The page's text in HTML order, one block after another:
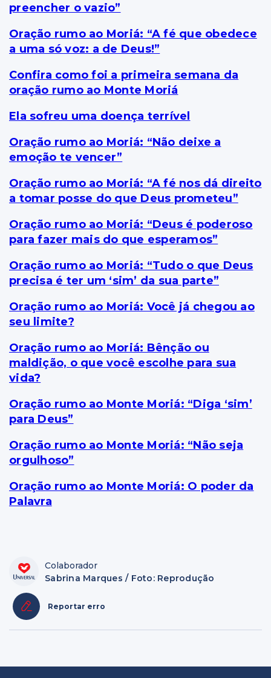
preencher o vazio”
Oração rumo ao Moriá: “A fé que obedece
a uma só voz: a de Deus!”
Confira como foi a primeira semana da
oração rumo ao Monte Moriá
Ela sofreu uma doença terrível
Oração rumo ao Moriá: “Não deixe a
emoção te vencer”
Oração rumo ao Moriá: “A fé nos dá direito
a tomar posse do que Deus prometeu”
Oração rumo ao Moriá: “Deus é poderoso
para fazer mais do que esperamos”
Oração rumo ao Moriá: “Tudo o que Deus
precisa é ter um ‘sim’ da sua parte”
Oração rumo ao Moriá: Você já chegou ao
seu limite?
Oração rumo ao Moriá: Bênção ou
maldição, o que você escolhe para sua
vida?
Oração rumo ao Monte Moriá: “Diga ‘sim’
para Deus”
Oração rumo ao Monte Moriá: “Não seja
orgulhoso”
Oração rumo ao Monte Moriá: O poder da
Palavra
Colaborador
Sabrina Marques / Foto: Reprodução
Reportar erro